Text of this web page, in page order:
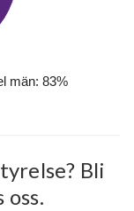
män: 83%
Bli